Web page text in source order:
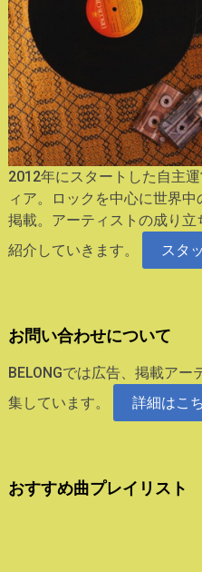
2012年にスタートした自主
ィア。ロックを中心に世界
掲載。アーティストの成り
紹介していきます。
スタ
お問い合わせについて
BELONGでは広告、掲載ア
集しています。
詳細はこ
おすすめ曲プレイリスト